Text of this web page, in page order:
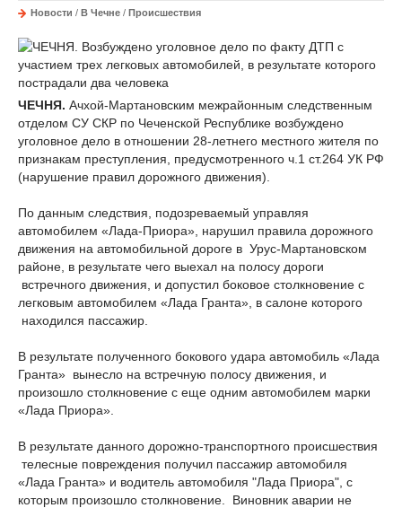
Новости / В Чечне / Происшествия
ЧЕЧНЯ. Ачхой-Мартановским межрайонным следственным
отделом СУ СКР по Чеченской Республике возбуждено
уголовное дело в отношении 28-летнего местного жителя по
признакам преступления, предусмотренного ч.1 ст.264 УК РФ
(нарушение правил дорожного движения).
По данным следствия, подозреваемый управляя
автомобилем «Лада-Приора», нарушил правила дорожного
движения на автомобильной дороге в Урус-Мартановском
районе, в результате чего выехал на полосу дороги
встречного движения, и допустил боковое столкновение с
легковым автомобилем «Лада Гранта», в салоне которого
находился пассажир.
В результате полученного бокового удара автомобиль «Лада
Гранта» вынесло на встречную полосу движения, и
произошло столкновение с еще одним автомобилем марки
«Лада Приора».
В результате данного дорожно-транспортного происшествия
телесные повреждения получил пассажир автомобиля
«Лада Гранта» и водитель автомобиля "Лада Приора", с
которым произошло столкновение. Виновник аварии не